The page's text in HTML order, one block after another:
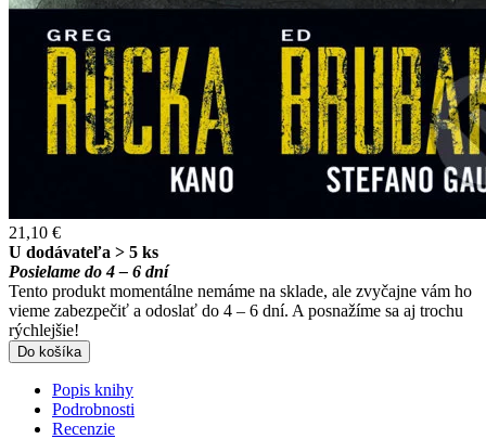
21,10 €
U dodávateľa > 5 ks
Posielame do 4 – 6 dní
Tento produkt momentálne nemáme na sklade, ale zvyčajne vám ho
vieme zabezpečiť a odoslať do 4 – 6 dní. A posnažíme sa aj trochu
rýchlejšie!
Do košíka
Popis knihy
Podrobnosti
Recenzie